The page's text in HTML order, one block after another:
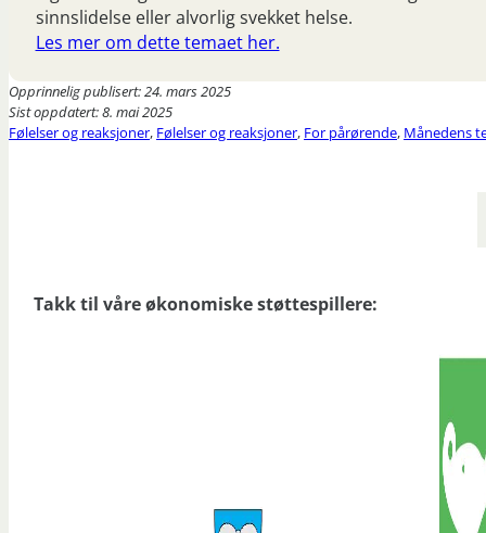
sinnslidelse eller alvorlig svekket helse.
Les mer om dette temaet her.
Opprinnelig publisert: 24. mars 2025
Sist oppdatert: 8. mai 2025
Følelser og reaksjoner, Følelser og reaksjoner, For pårørende, Månedens
Takk til våre økonomiske støttespillere: